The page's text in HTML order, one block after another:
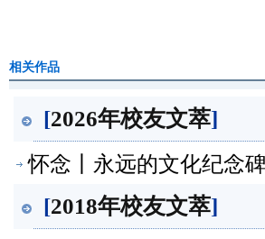
相关作品
[2026年校友文萃]
怀念丨永远的文化纪念
[2018年校友文萃]